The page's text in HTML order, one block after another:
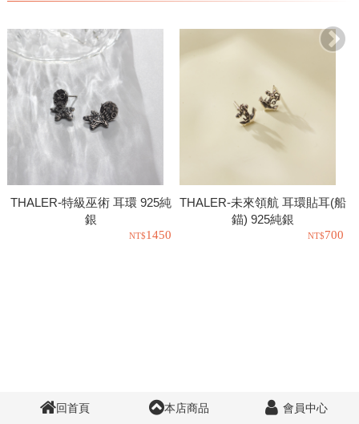
THALER-特級巫術 耳環 925純
銀
1450
THALER-未來領航 耳環貼耳(船
錨) 925純銀
700
回首頁 本店商品 會員中心